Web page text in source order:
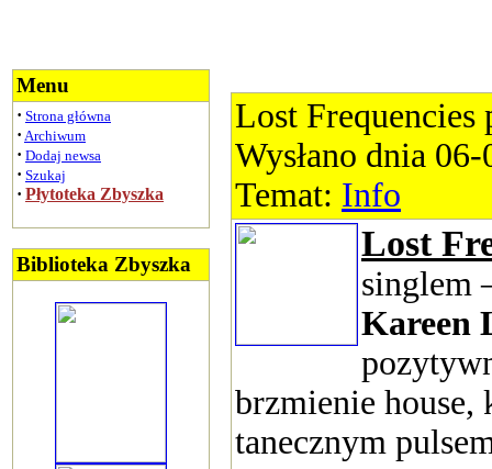
Menu
· Strona główna
· Archiwum
· Dodaj newsa
· Szukaj
· Płytoteka Zbyszka
Biblioteka Zbyszka
Lost
Wysłano dnia
Temat: Info
Lost
singlem
Kareen
brzmienie house,
tanecznym